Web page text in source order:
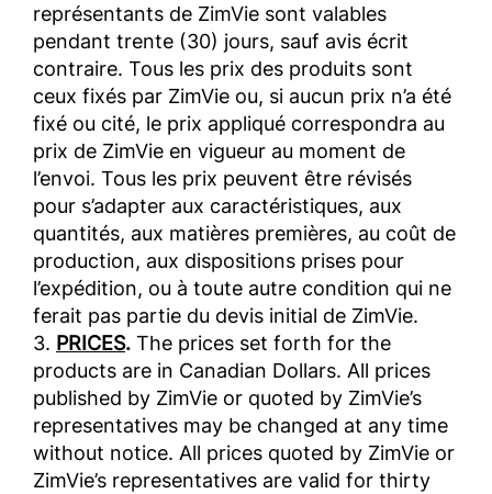
représentants de ZimVie sont valables
pendant trente (30) jours, sauf avis écrit
contraire. Tous les prix des produits sont
ceux fixés par ZimVie ou, si aucun prix n’a été
fixé ou cité, le prix appliqué correspondra au
prix de ZimVie en vigueur au moment de
l’envoi. Tous les prix peuvent être révisés
pour s’adapter aux caractéristiques, aux
quantités, aux matières premières, au coût de
production, aux dispositions prises pour
l’expédition, ou à toute autre condition qui ne
ferait pas partie du devis initial de ZimVie.
3. PRICES. The prices set forth for the
products are in Canadian Dollars. All prices
published by ZimVie or quoted by ZimVie’s
representatives may be changed at any time
without notice. All prices quoted by ZimVie or
ZimVie’s representatives are valid for thirty